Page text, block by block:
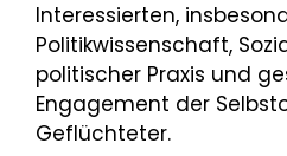
Interessierten,
Politikwissenschaft,
politischer Praxis und
Engagement der
Geflüchteter.